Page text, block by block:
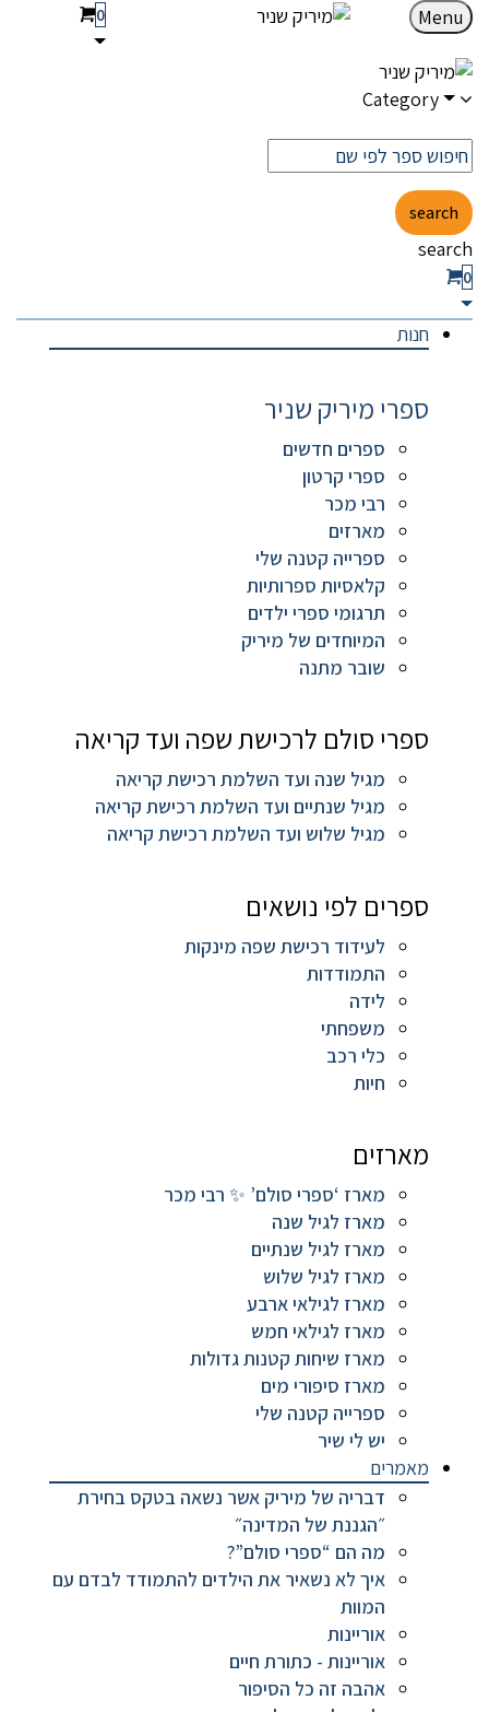
Menu
0
Category
search
search
0
חנות
ספרי מיריק שניר
ספרים חדשים
ספרי קרטון
רבי מכר
מארזים
ספרייה קטנה שלי
קלאסיות ספרותיות
תרגומי ספרי ילדים
המיוחדים של מיריק
שובר מתנה
ספרי סולם לרכישת שפה ועד קריאה
מגיל שנה ועד השלמת רכישת קריאה
מגיל שנתיים ועד השלמת רכישת קריאה
מגיל שלוש ועד השלמת רכישת קריאה
ספרים לפי נושאים
לעידוד רכישת שפה מינקות
התמודדות
לידה
משפחתי
כלי רכב
חיות
מארזים
מארז ‘ספרי סולם’ ✨ רבי מכר
מארז לגיל שנה
מארז לגיל שנתיים
מארז לגיל שלוש
מארז לגילאי ארבע
מארז לגילאי חמש
מארז שיחות קטנות גדולות
מארז סיפורי מים
ספרייה קטנה שלי
יש לי שיר
מאמרים
דבריה של מיריק אשר נשאה בטקס בחירת
״הגננת של המדינה״
מה הם “ספרי סולם”?
איך לא נשאיר את הילדים להתמודד לבדם עם
המוות
אוריינות
אוריינות - כתורת חיים
אהבה זה כל הסיפור